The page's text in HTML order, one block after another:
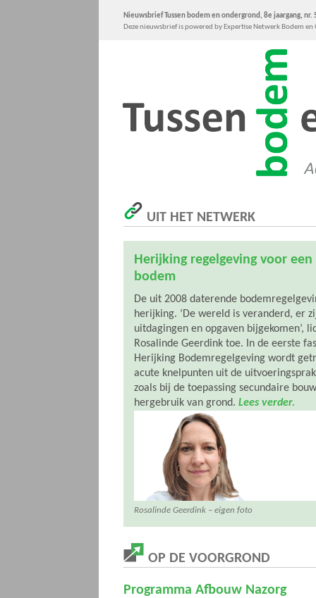
Nieuwsbrief Tussen bodem en ondergrond, 8e jaargang, nr.
Deze nieuwsbrief is powered by Expertise Netwerk Bodem
UIT HET NETWERK
Herijking regelgeving voor
bodem
De uit 2008 daterende
herijking. ‘De wereld is veranderd, er
uitdagingen en opgaven bijgekomen’,
Rosalinde Geerdink toe. In de eerste
Herijking Bodemregelgeving wordt
acute knelpunten uit de
zoals bij de toepassing secundaire
hergebruik van grond. Lees verder.
Rosalinde Geerdink – eigen foto
OP DE VOORGROND
Programma Afbouw Nazorg